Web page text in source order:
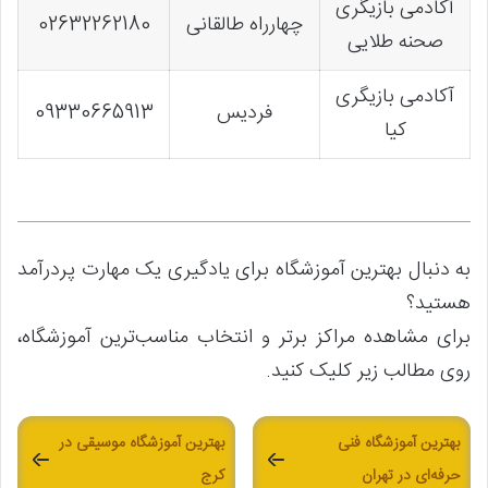
آکادمی بازیگری
صحنه طلایی
چهارراه طالقانی 02632262180
آکادمی بازیگری
کیا
فردیس 09330665913
به دنبال بهترین آموزشگاه برای یادگیری یک مهارت پردرآمد
هستید؟
برای مشاهده مراکز برتر و انتخاب مناسب‌ترین آموزشگاه،
روی مطالب زیر کلیک کنید.
بهترین آموزشگاه فنی
حرفه‌ای در تهران
بهترین آموزشگاه موسیقی در
کرج